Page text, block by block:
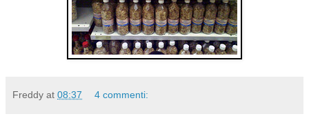
Freddy at 08:37 4 commenti: